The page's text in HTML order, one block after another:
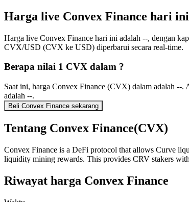
Harga live Convex Finance hari
Harga live Convex Finance hari ini adalah --, dengan
CVX/USD (CVX ke USD) diperbarui secara real-time.
Berapa nilai 1 CVX dalam ?
Saat ini, harga Convex Finance (CVX) dalam adalah --
adalah --.
Beli Convex Finance sekarang
Tentang Convex Finance(CVX)
Convex Finance is a DeFi protocol that allows Curve
liquidity mining rewards. This provides CRV stakers
Riwayat harga Convex Finance